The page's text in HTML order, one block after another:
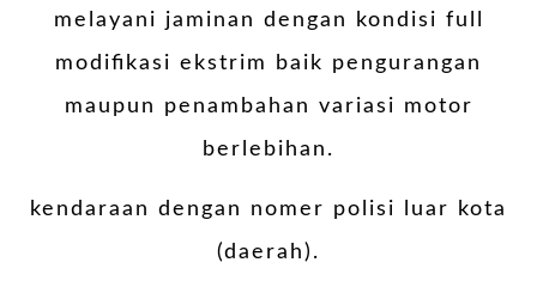
melayani jaminan dengan kondisi full
modifikasi ekstrim baik pengurangan
maupun penambahan variasi motor
berlebihan.
kendaraan dengan nomer polisi luar kota
(daerah).